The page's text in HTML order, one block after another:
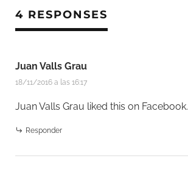
4 RESPONSES
Juan Valls Grau
18/11/2016 a las 16:17
Juan Valls Grau liked this on Facebook.
Responder